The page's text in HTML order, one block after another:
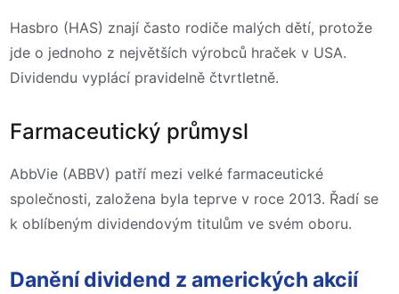
Hasbro (HAS) znají často rodiče malých dětí, protože
jde o jednoho z největších výrobců hraček v USA.
Dividendu vyplácí pravidelně čtvrtletně.
Farmaceutický průmysl
AbbVie (ABBV) patří mezi velké farmaceutické
společnosti, založena byla teprve v roce 2013. Řadí se
k oblíbeným dividendovým titulům ve svém oboru.
Danění dividend z amerických akcií